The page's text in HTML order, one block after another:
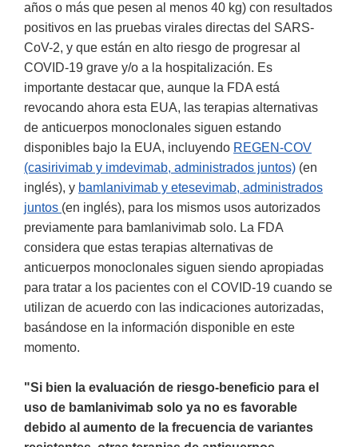
años o más que pesen al menos 40 kg) con resultados
positivos en las pruebas virales directas del SARS-
CoV-2, y que están en alto riesgo de progresar al
COVID-19 grave y/o a la hospitalización. Es
importante destacar que, aunque la FDA está
revocando ahora esta EUA, las terapias alternativas
de anticuerpos monoclonales siguen estando
disponibles bajo la EUA, incluyendo REGEN-COV
(casirivimab y imdevimab, administrados juntos) (en
inglés), y bamlanivimab y etesevimab, administrados
juntos (en inglés), para los mismos usos autorizados
previamente para bamlanivimab solo. La FDA
considera que estas terapias alternativas de
anticuerpos monoclonales siguen siendo apropiadas
para tratar a los pacientes con el COVID-19 cuando se
utilizan de acuerdo con las indicaciones autorizadas,
basándose en la información disponible en este
momento.
"Si bien la evaluación de riesgo-beneficio para el
uso de bamlanivimab solo ya no es favorable
debido al aumento de la frecuencia de variantes